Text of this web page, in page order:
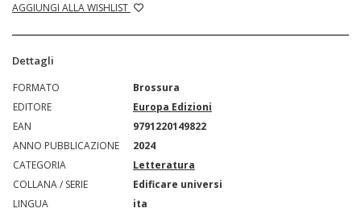
AGGIUNGI ALLA WISHLIST
Dettagli
FORMATO
Brossura
EDITORE
Europa Edizioni
EAN
9791220149822
ANNO PUBBLICAZIONE
2024
CATEGORIA
Letteratura
COLLANA / SERIE
Edificare universi
LINGUA
ita